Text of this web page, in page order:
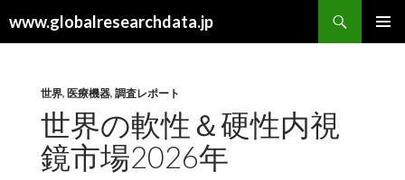
www.globalresearchdata.jp
索
世界, 医療機器, 調査レポート
世界の軟性＆硬性内視
鏡市場2026年